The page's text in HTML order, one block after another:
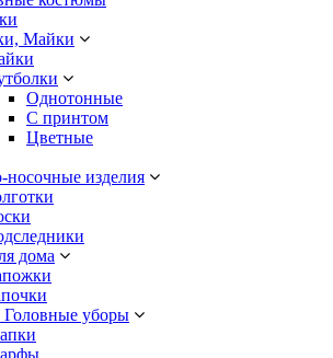
Майки
Однотонные
С принтом
Цветные
носочные изделия
дома
уборы